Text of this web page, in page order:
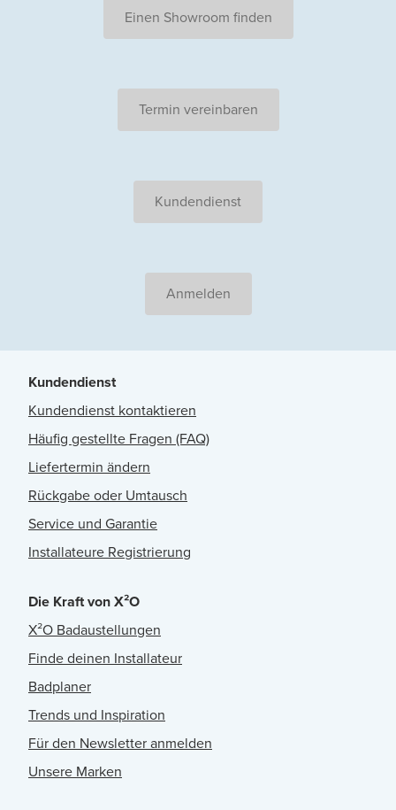
Einen Showroom finden
Termin vereinbaren
Kundendienst
Anmelden
Kundendienst
Kundendienst kontaktieren
Häufig gestellte Fragen (FAQ)
Liefertermin ändern
Rückgabe oder Umtausch
Service und Garantie
Installateure Registrierung
Die Kraft von X²O
X²O Badaustellungen
Finde deinen Installateur
Badplaner
Trends und Inspiration
Für den Newsletter anmelden
Unsere Marken